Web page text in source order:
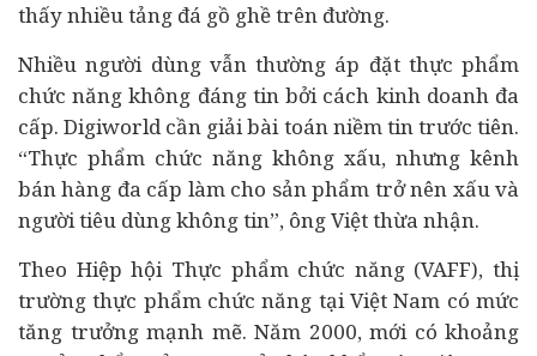
thấy nhiều tảng đá gồ ghề trên đường.
Nhiều người dùng vẫn thường áp đặt thực phẩm
chức năng không đáng tin bởi cách kinh doanh đa
cấp. Digiworld cần giải bài toán niềm tin trước tiên.
“Thực phẩm chức năng không xấu, nhưng kênh
bán hàng đa cấp làm cho sản phẩm trở nên xấu và
ngườitiêu dùngkhông tin”, ông Việt thừa nhận.
Theo Hiệp hội Thực phẩm chức năng (VAFF), thị
trường thực phẩm chức năng tại Việt Nam có mức
tăng trưởng mạnh mẽ. Năm 2000, mới có khoảng